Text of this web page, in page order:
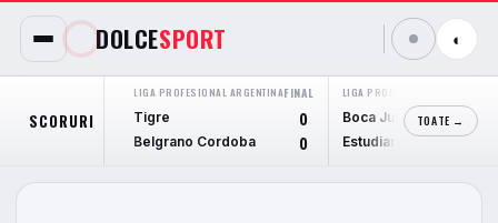
DOLCESPORT ◐
SCORURI
LIGA PROFESIONAL ARGENTINAFINAL
Tigre
0
Belgrano Cordoba 0
LIGA PROFESIONAL ARGENTINA
Boca Juniors
Estudiantes L.P.
TOATE →